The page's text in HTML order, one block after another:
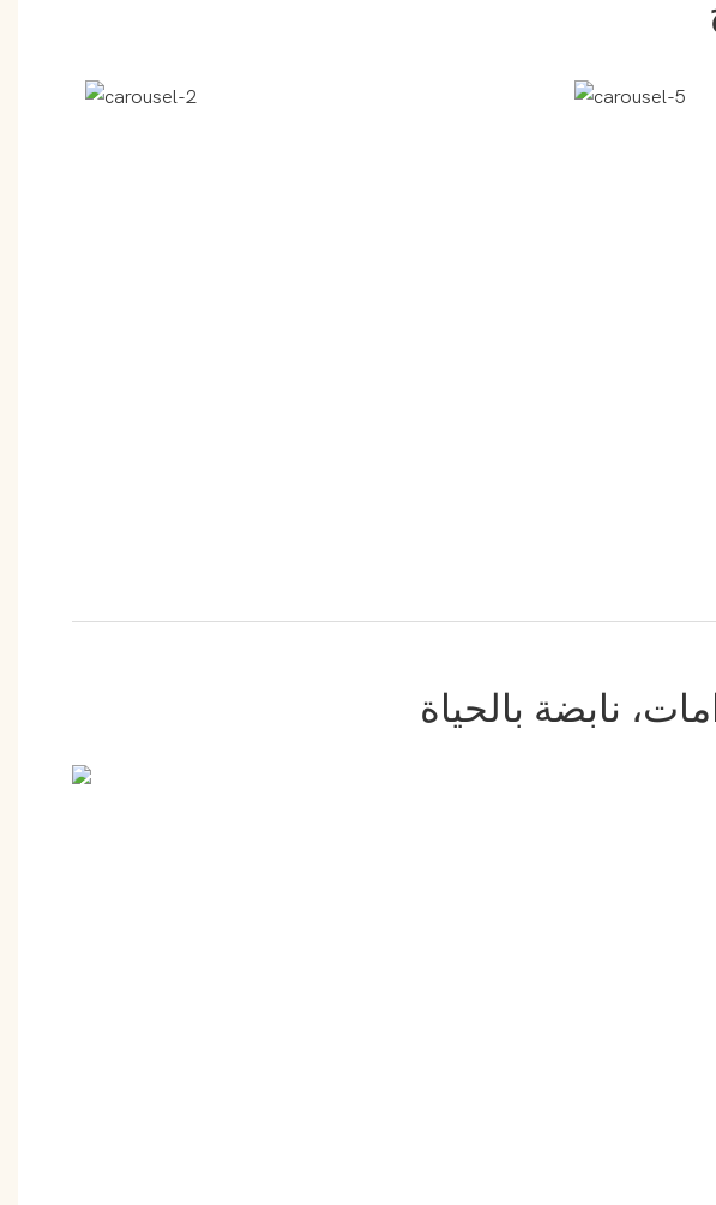
نابضة بالحياة